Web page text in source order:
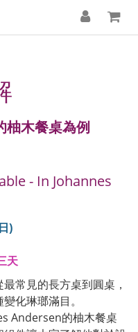
木餐桌為例
- In Johannes
)
天
常見的長方桌到圓桌，
化琳瑯滿目。
Andersen的柚木餐桌